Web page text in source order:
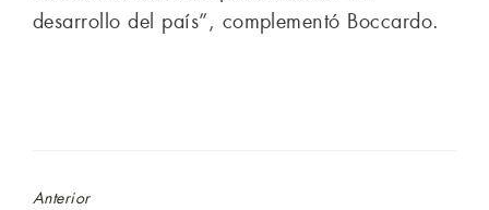
desarrollo del país”, complementó Boccardo.
Anterior